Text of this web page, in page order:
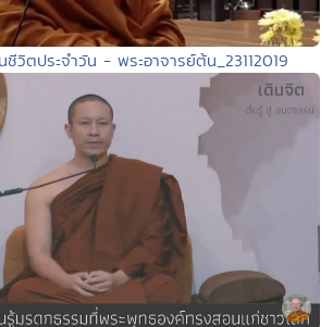
วิตประจำวัน - พระอาจารย์ต้น_23112019